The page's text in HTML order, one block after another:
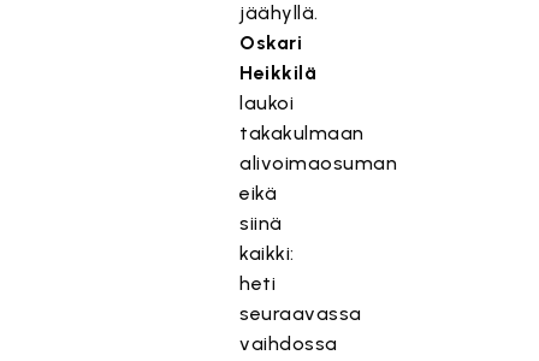
jäähyllä.
Oskari
Heikkilä
laukoi
takakulmaan
alivoimaosuman
eikä
siinä
kaikki:
heti
seuraavassa
vaihdossa